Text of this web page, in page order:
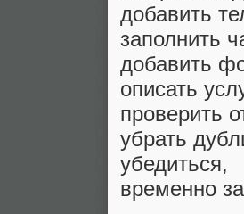
добавить
заполнить
добавить
описать
проверить
убрать
временно